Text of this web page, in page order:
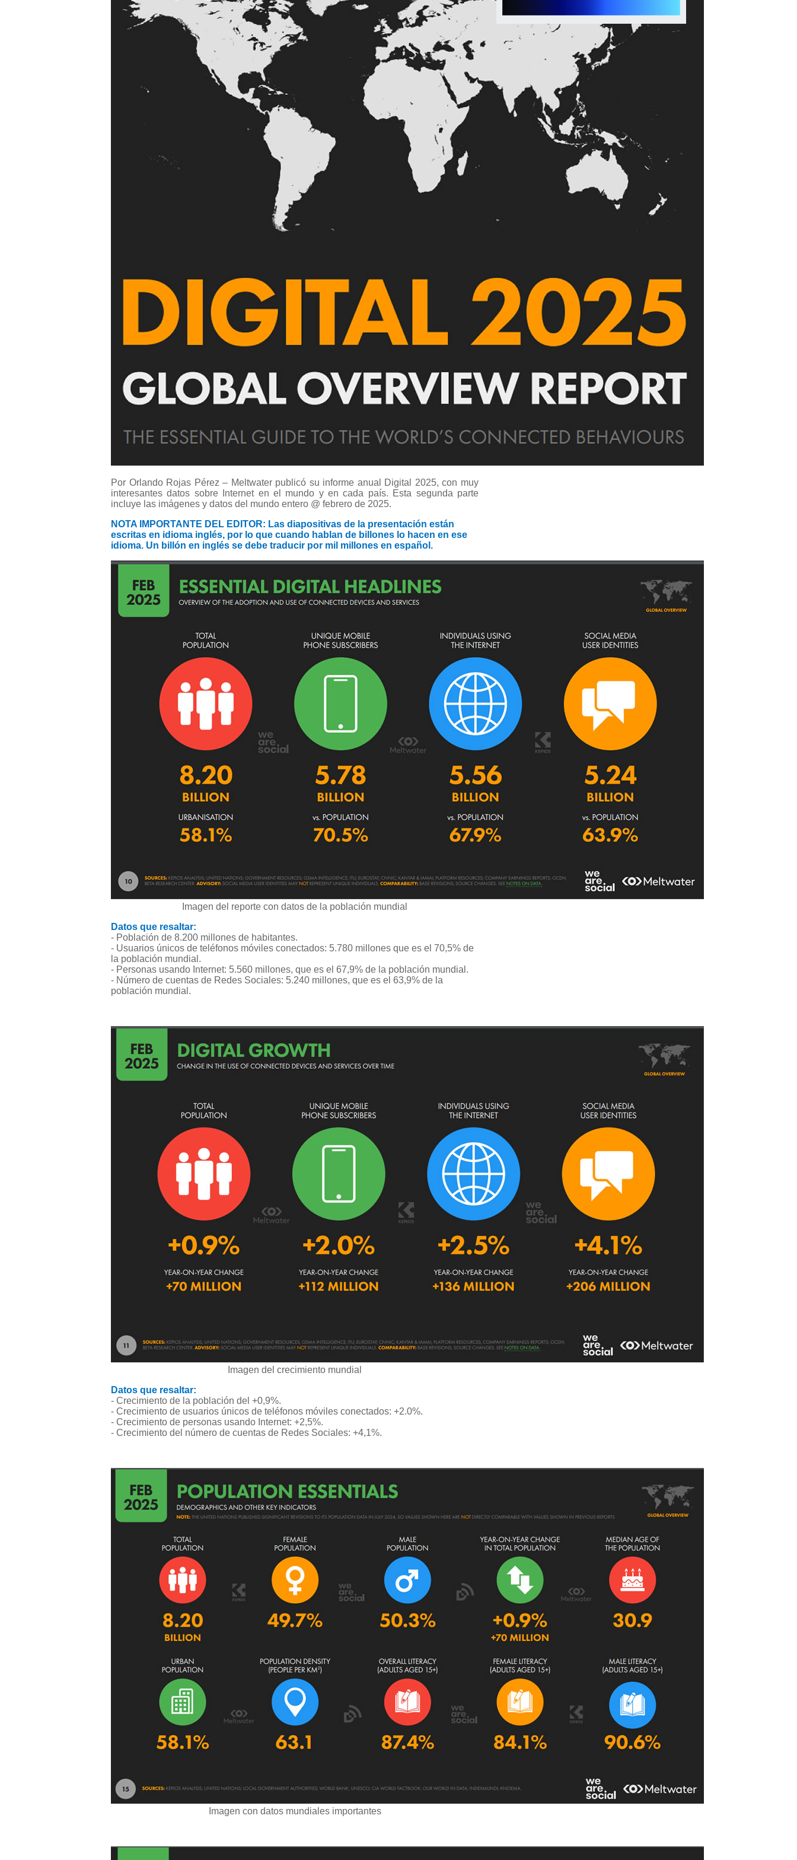
Por Orlando Rojas Pérez – Meltwater publicó su informe anual Digital 2025, con muy
interesantes datos sobre Internet en el mundo y en cada país. Esta segunda parte
incluye las imágenes y datos del mundo entero @ febrero de 2025.
NOTA IMPORTANTE DEL EDITOR: Las diapositivas de la presentación están
escritas en idioma inglés, por lo que cuando hablan de billones lo hacen en ese
idioma. Un billón en inglés se debe traducir por mil millones en español.
Imagen del reporte con datos de la población mundial
Datos que resaltar:
- Población de 8.200 millones de habitantes.
- Usuarios únicos de teléfonos móviles conectados: 5.780 millones que es el 70,5% de
la población mundial.
- Personas usando Internet: 5.560 millones, que es el 67,9% de la población mundial.
- Número de cuentas de Redes Sociales: 5.240 millones, que es el 63,9% de la
población mundial.
Imagen del crecimiento mundial
Datos que resaltar:
- Crecimiento de la población del +0,9%.
- Crecimiento de usuarios únicos de teléfonos móviles conectados: +2.0%.
- Crecimiento de personas usando Internet: +2,5%.
- Crecimiento del número de cuentas de Redes Sociales: +4,1%.
Imagen con datos mundiales importantes